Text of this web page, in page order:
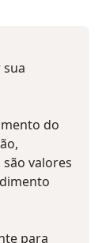
do
valores
para